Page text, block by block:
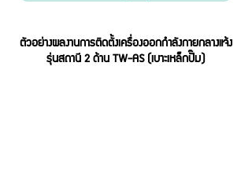
ตัวอย่างผลงานการติดตั้งเครื่องออกกำลังกายกลางแจ้ง
รุ่นสถานี 2 ด้าน TW-AS (เบาะเหล็กปั๊ม)